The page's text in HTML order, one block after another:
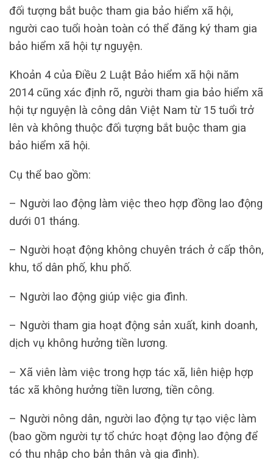
đối tượng bắt buộc tham gia bảo hiểm xã hội,
người cao tuổi hoàn toàn có thể đăng ký tham gia
bảo hiểm xã hội tự nguyện.
Khoản 4 của Điều 2 Luật Bảo hiểm xã hội năm
2014 cũng xác định rõ, người tham gia bảo hiểm xã
hội tự nguyện là công dân Việt Nam từ 15 tuổi trở
lên và không thuộc đối tượng bắt buộc tham gia
bảo hiểm xã hội.
Cụ thể bao gồm:
– Người lao động làm việc theo hợp đồng lao động
dưới 01 tháng.
– Người hoạt động không chuyên trách ở cấp thôn,
khu, tổ dân phố, khu phố.
– Người lao động giúp việc gia đình.
– Người tham gia hoạt động sản xuất, kinh doanh,
dịch vụ không hưởng tiền lương.
– Xã viên làm việc trong hợp tác xã, liên hiệp hợp
tác xã không hưởng tiền lương, tiền công.
– Người nông dân, người lao động tự tạo việc làm
(bao gồm người tự tổ chức hoạt động lao động để
có thu nhập cho bản thân và gia đình).